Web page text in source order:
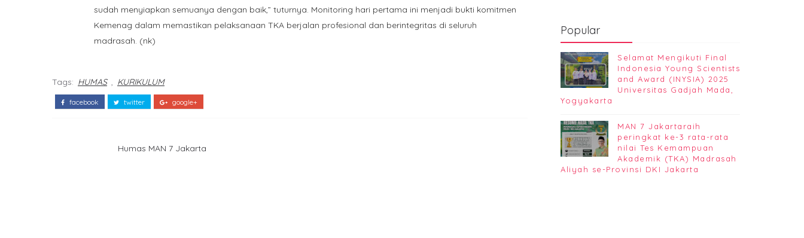
sudah menyiapkan semuanya dengan baik,” tuturnya. Monitoring hari pertama ini menjadi bukti komitmen
Kemenag dalam memastikan pelaksanaan TKA berjalan profesional dan berintegritas di seluruh
madrasah. (nk)
Tags: HUMAS , KURIKULUM
facebook twitter google+
Humas MAN 7 Jakarta
Popular
Selamat Mengikuti Final
Indonesia Young Scientists
and Award (INYSIA) 2025
Universitas Gadjah Mada,
Yogyakarta
MAN 7 Jakartaraih
peringkat ke-3 rata-rata
nilai Tes Kemampuan
Akademik (TKA) Madrasah
Aliyah se-Provinsi DKI Jakarta